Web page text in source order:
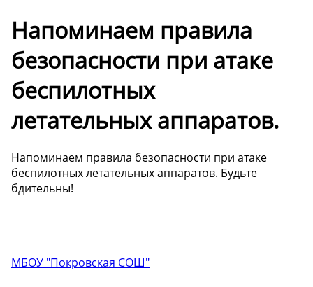
️Напоминаем правила
безопасности при атаке
беспилотных
летательных аппаратов.
️Напоминаем правила безопасности при атаке
беспилотных летательных аппаратов. Будьте
бдительны!
МБОУ "Покровская СОШ"